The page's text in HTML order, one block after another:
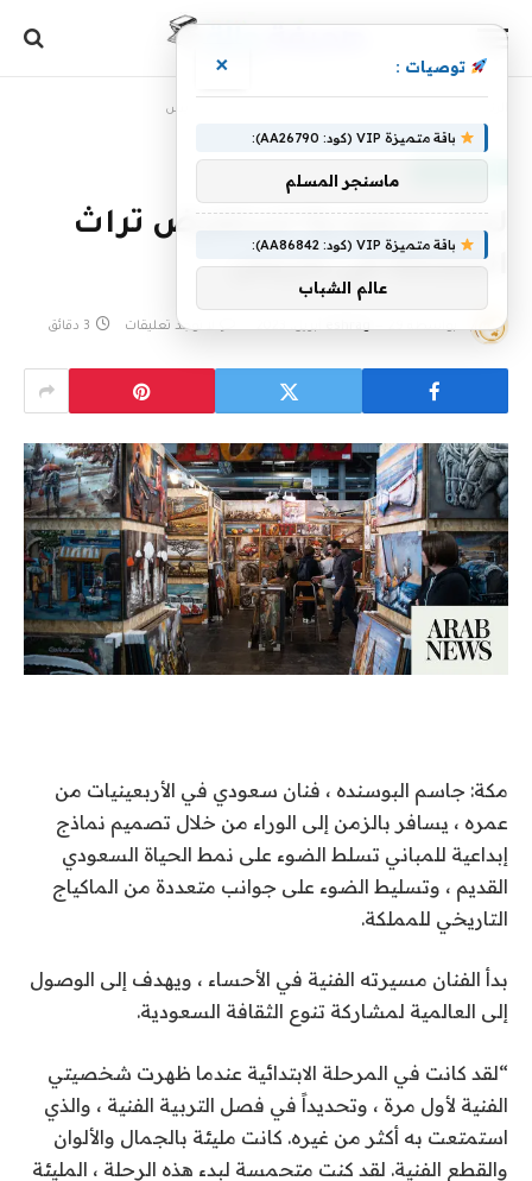
لجان سعودية تستعرض تراث المملكة في باريس
لجان سعودية تستعرض تراث
المملكة في باريس
بواسطة eshrag 29 أبريل، 2023 لا توجد تعليقات 3 دقائق
مكة: جاسم البوسنده ، فنان سعودي في الأربعينيات من
عمره ، يسافر بالزمن إلى الوراء من خلال تصميم نماذج
إبداعية للمباني تسلط الضوء على نمط الحياة السعودي
القديم ، وتسليط الضوء على جوانب متعددة من الماكياج
التاريخي للمملكة.
بدأ الفنان مسيرته الفنية في الأحساء ، ويهدف إلى الوصول
إلى العالمية لمشاركة تنوع الثقافة السعودية.
“لقد كانت في المرحلة الابتدائية عندما ظهرت شخصيتي
الفنية لأول مرة ، وتحديداً في فصل التربية الفنية ، والذي
استمتعت به أكثر من غيره. كانت مليئة بالجمال والألوان
والقطع الفنية. لقد كنت متحمسة لبدء هذه الرحلة ، المليئة
توصيات : ×
باقة متميزة VIP (كود: AA26790):
ماسنجر المسلم
باقة متميزة VIP (كود: AA86842):
عالم الشباب